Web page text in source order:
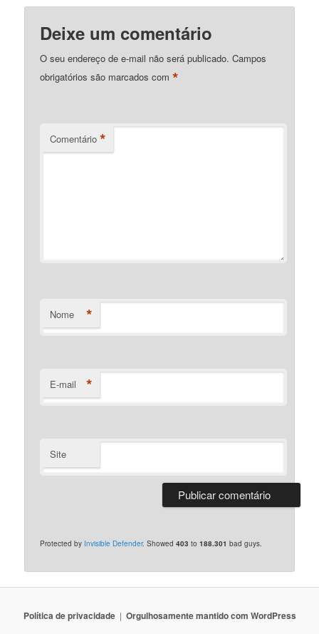
Deixe um comentário
O seu endereço de e-mail não será publicado. Campos
obrigatórios são marcados com*
Comentário *
Nome *
E-mail *
Site
Protected by Invisible Defender. Showed403 to188.301 bad guys.
Polí­tica de privacidade Orgulhosamente mantido com WordPress